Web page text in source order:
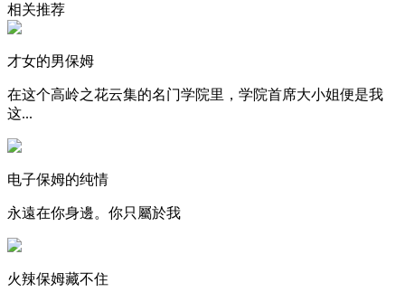
相关推荐
才女的男保姆
在这个高岭之花云集的名门学院里，学院首席大小姐便是我
这...
电子保姆的纯情
永遠在你身邊。你只屬於我
火辣保姆藏不住